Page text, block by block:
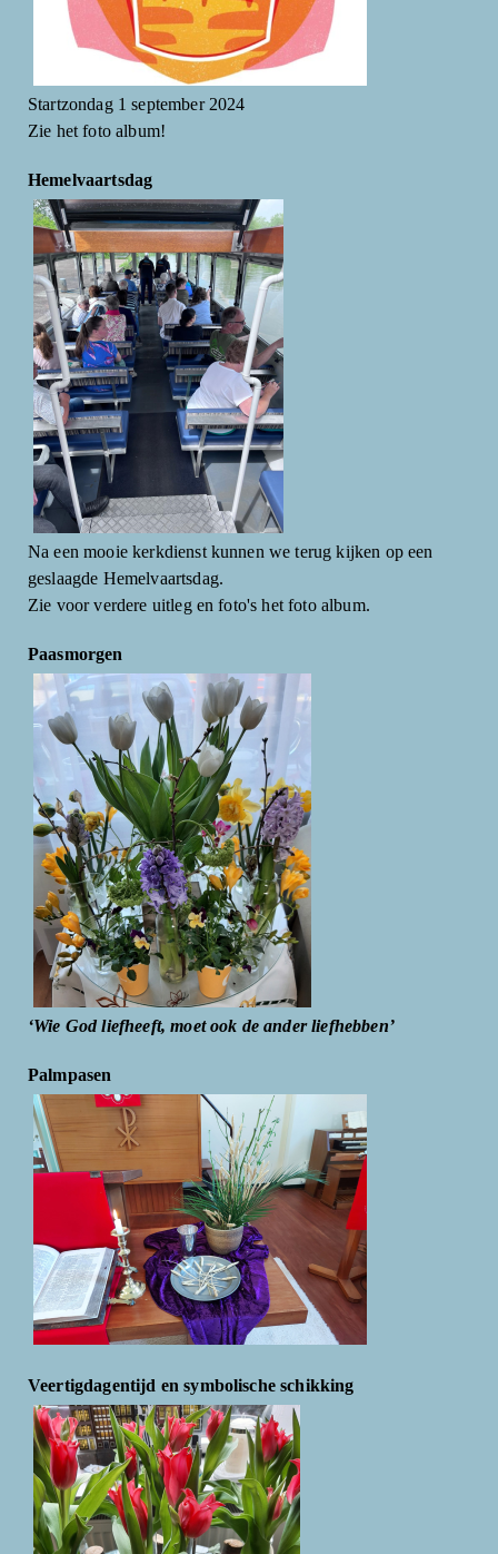
Startzondag 1 september 2024
Zie het foto album!
Hemelvaartsdag
Na een mooie kerkdienst kunnen we terug kijken op een
geslaagde Hemelvaartsdag.
Zie voor verdere uitleg en foto's het foto album.
Paasmorgen
‘Wie God liefheeft, moet ook de ander liefhebben’
Palmpasen
Veertigdagentijd en symbolische schikking